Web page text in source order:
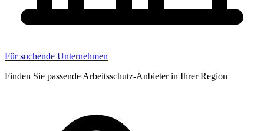
Für suchende Unternehmen
Finden Sie passende Arbeitsschutz-Anbieter in Ihrer Region